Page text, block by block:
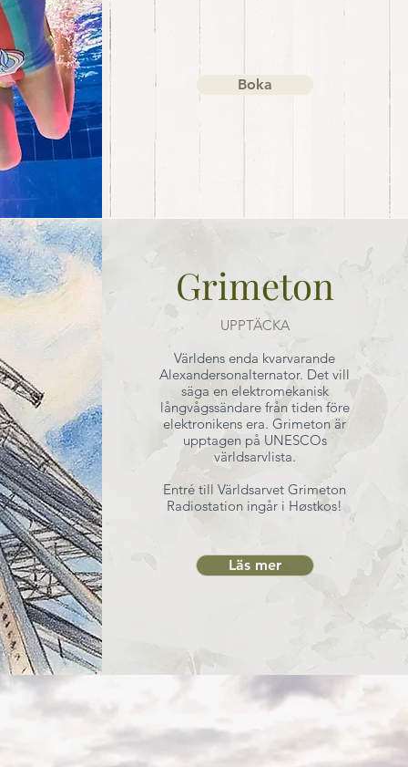
Boka
Grimeton
UPPTÄCKA
Världens enda kvarvarande
Alexandersonalternator. Det vill
säga en elektromekanisk
långvågssändare från tiden före
elektronikens era. Grimeton är
upptagen på UNESCOs
världsarvlista.
Entré till Världsarvet Grimeton
Radiostation ingår i Høstkos!
Läs mer